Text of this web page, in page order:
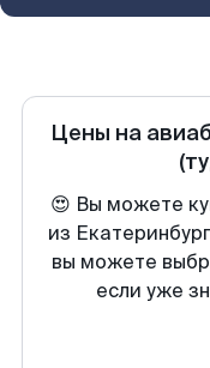
Цены на
😍 Вы можете
из
вы можете
если уже